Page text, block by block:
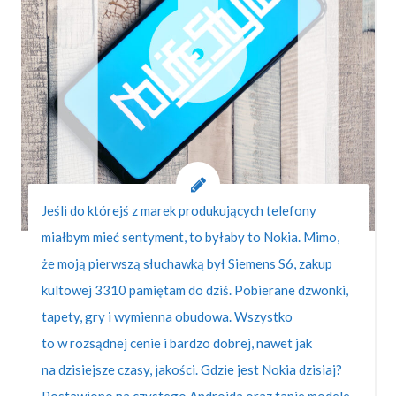
Jeśli do którejś z marek produkujących telefony
miałbym mieć sentyment, to byłaby to Nokia. Mimo,
że moją pierwszą słuchawką był Siemens S6, zakup
kultowej 3310 pamiętam do dziś. Pobierane dzwonki,
tapety, gry i wymienna obudowa. Wszystko
to w rozsądnej cenie i bardzo dobrej, nawet jak
na dzisiejsze czasy, jakości. Gdzie jest Nokia dzisiaj?